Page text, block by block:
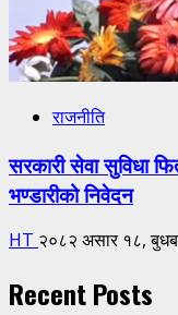
राजनीति
सरकारी सेवा सुविधा
भण्डारीको निवेदन
HT २०८२ असार १८,
Recent Posts